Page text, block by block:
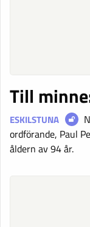
Till
ESKILSTUNA
ordförande, Paul
åldern av 94 år.